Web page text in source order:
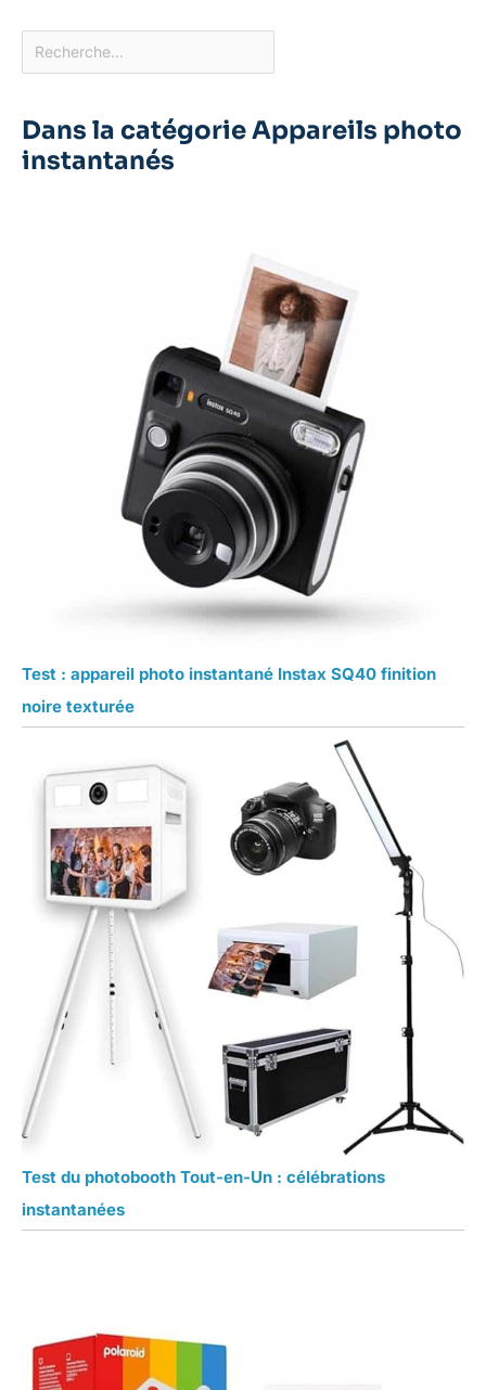
Dans la catégorie Appareils photo
instantanés
Test : appareil photo instantané Instax SQ40 finition
noire texturée
Test du photobooth Tout-en-Un : célébrations
instantanées